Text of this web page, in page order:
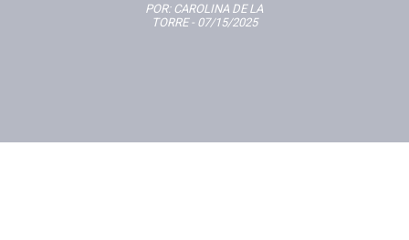
POR: CAROLINA DE LA
TORRE- 07/15/2025